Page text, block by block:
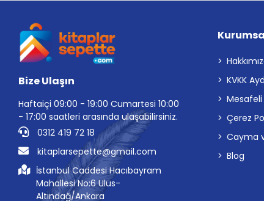
Bize Ulaşın
Haftaiçi 09:00 - 19:00 Cumartesi 10:00
- 17:00 saatleri arasında ulaşabilirsiniz.
0312 419 72 18
kitaplarsepette@gmail.com
İstanbul Caddesi Hacıbayram
Mahallesi No:6 Ulus-
Altındağ/Ankara
KVKK
Mesafeli
Çerez
Cayma
Blog